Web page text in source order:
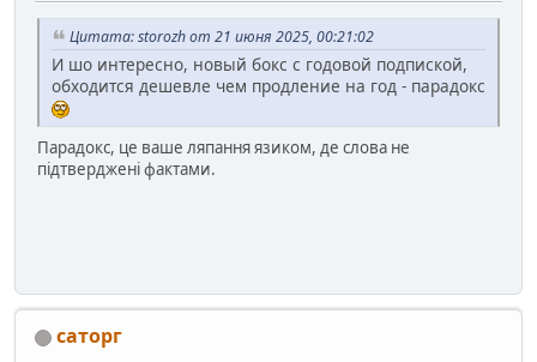
Цитата: storozh от 21 июня 2025, 00:21:02
И шо интересно, новый бокс с годовой подпиской,
обходится дешевле чем продление на год - парадокс
Парадокс, це ваше ляпання язиком, де слова не
підтверджені фактами.
саторг